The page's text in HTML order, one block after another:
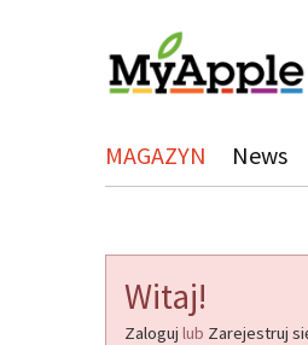
MAGAZYN News
Witaj!
Zaloguj lub Zarejestruj